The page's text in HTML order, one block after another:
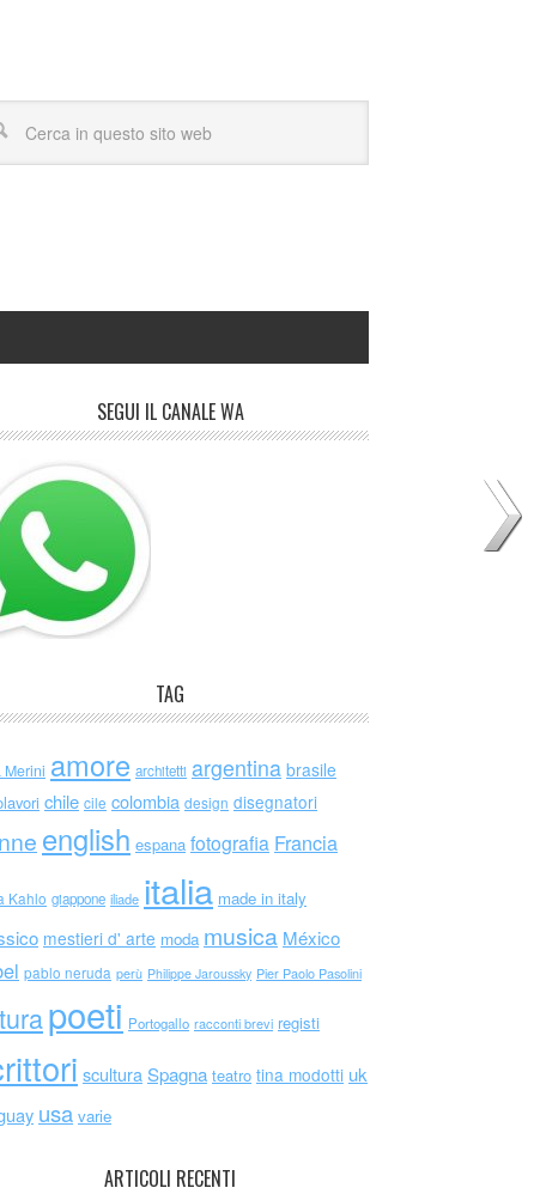
SEGUI IL CANALE WA
TAG
Merini amore architetti argentina brasile
chile cile colombia design disegnatori
english espana fotografia Francia
Kahlo giappone iliade italia made in italy
mestieri d' arte moda musica México
pablo neruda perù Philippe Jaroussky Pier Paolo Pasolini
poeti Portogallo racconti brevi registi
scultura Spagna teatro tina modotti uk
usa varie
ARTICOLI RECENTI